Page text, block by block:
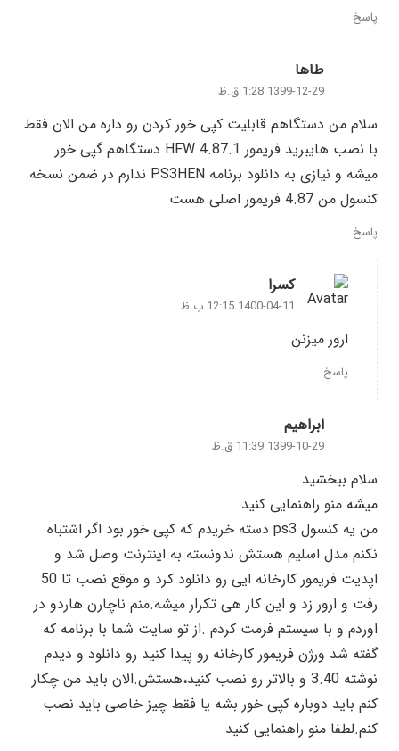
پاسخ
طاها
1399-12-29 1:28 ق.ظ
سلام من دستگاهم قابلیت کپی خور کردن رو داره من الان فقط
با نصب هایبرید فریمور HFW 4.87.1 دستگاهم گپی خور
میشه و نیازی به دانلود برنامه PS3HEN ندارم در ضمن نسخه
کنسول من 4.87 فریمور اصلی هست
پاسخ
کسرا
1400-04-11 12:15 ب.ظ
ارور میزنن
پاسخ
ابراهیم
1399-10-29 11:39 ق.ظ
سلام ببخشید
میشه منو راهنمایی کنید
من یه کنسول ps3 دسته خریدم که کپی خور بود اگر اشتباه
نکنم مدل اسلیم هستش ندونسته به اینترنت وصل شد و
اپدیت فریمور کارخانه ایی رو دانلود کرد و موقع نصب تا 50
رفت و ارور زد و این کار هی تکرار میشه.منم ناچارن هاردو در
اوردم و با سیستم فرمت کردم .از تو سایت شما با برنامه که
گفته شد ورژن فریمور کارخانه رو پیدا کنید رو دانلود و دیدم
نوشته 3.40 و بالاتر رو نصب کنید،هستش.الان باید من چکار
کنم باید دوباره کپی خور بشه یا فقط چیز خاصی باید نصب
کنم.لطفا منو راهنمایی کنید